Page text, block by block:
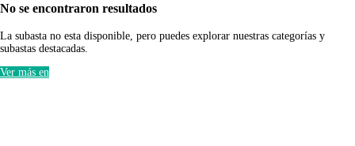
No se encontraron resultados
La subasta no esta disponible, pero puedes explorar nuestras categorías y
subastas destacadas.
Ver más en